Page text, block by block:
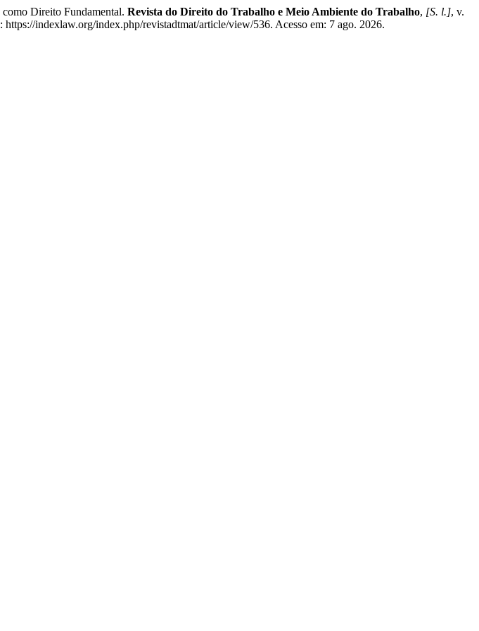
Direito Fundamental. Revista do Direito do Trabalho e Meio Ambiente do Trabalho, [S. l.], v.
indexlaw.org/index.php/revistadtmat/article/view/536. Acesso em: 7 ago. 2026.